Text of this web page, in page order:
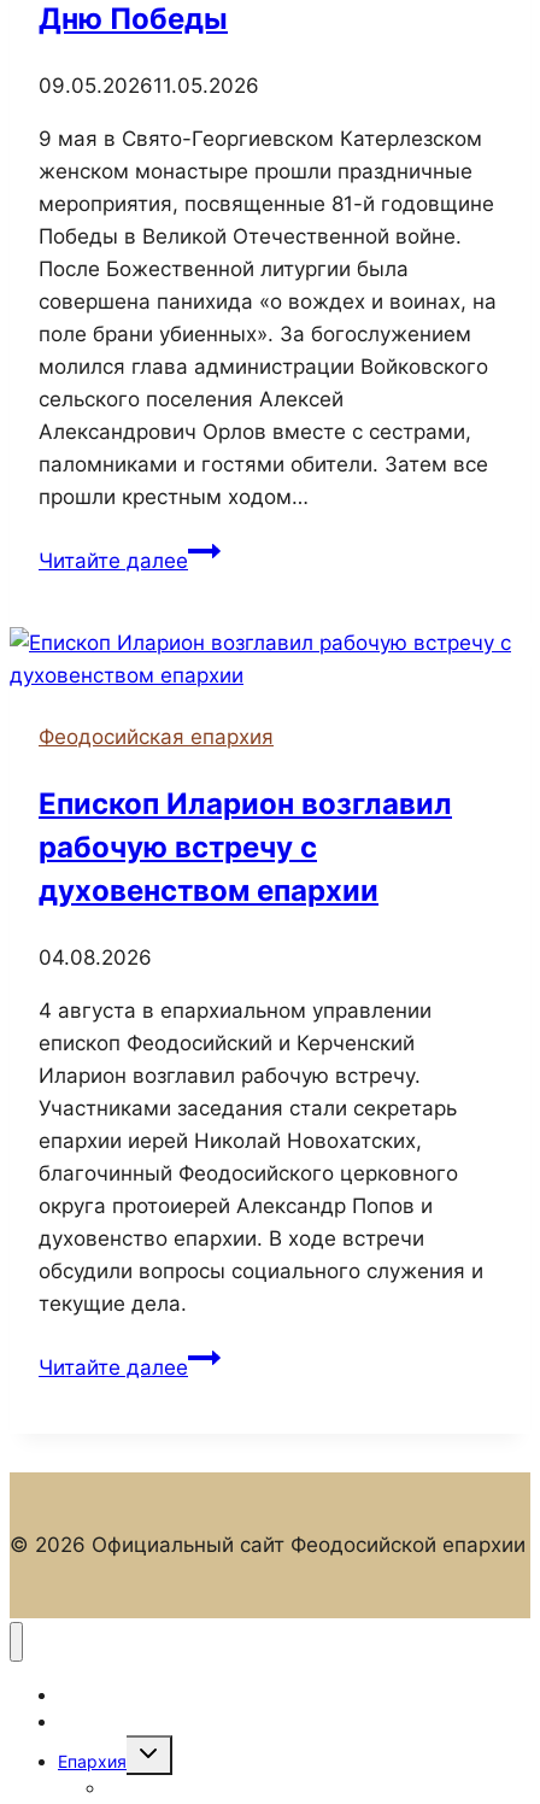
Дню Победы
09.05.202611.05.2026
9 мая в Свято-Георгиевском Катерлезском
женском монастыре прошли праздничные
мероприятия, посвященные 81-й годовщине
Победы в Великой Отечественной войне.
После Божественной литургии была
совершена панихида «о вождех и воинах, на
поле брани убиенных». За богослужением
молился глава администрации Войковского
сельского поселения Алексей
Александрович Орлов вместе с сестрами,
паломниками и гостями обители. Затем все
прошли крестным ходом…
Читайте далееВ
Катерлезском
женском
прошли
мероприятия
ко
Победы
Феодосийская епархия
Епископ Иларион возглавил
рабочую встречу с
духовенством епархии
04.08.2026
4 августа в епархиальном управлении
епископ Феодосийский и Керченский
Иларион возглавил рабочую встречу.
Участниками заседания стали секретарь
епархии иерей Николай Новохатских,
благочинный Феодосийского церковного
округа протоиерей Александр Попов и
духовенство епархии. В ходе встречи
обсудили вопросы социального служения и
текущие дела.
Читайте далееЕпископ
духовенством
© 2026 Официальный сайт Феодосийской епархии
Епархия
Переключить
дочернее